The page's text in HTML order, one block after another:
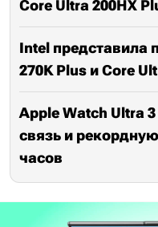
Core Ultra 200HX
Intel представила
270K Plus и Core
Apple Watch Ultra
связь и
часов